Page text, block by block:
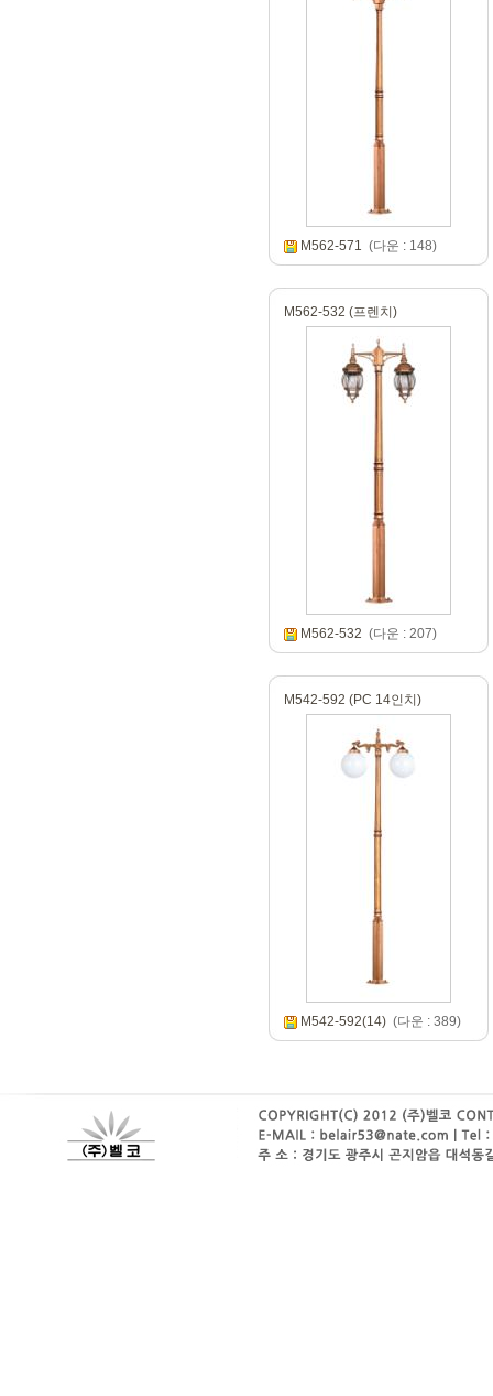
M562-571 (다운 : 148)
M562-532 (프렌치)
M562-532 (다운 : 207)
M542-592 (PC 14인치)
M542-592(14)(다운 : 389)